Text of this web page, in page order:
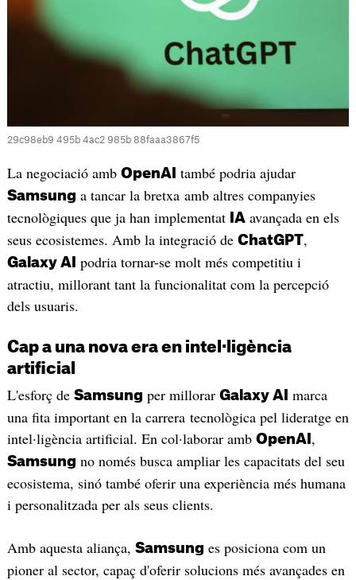
29c98eb9 495b 4ac2 985b 88faaa3867f5
La negociació amb OpenAI també podria ajudar
Samsung a tancar la bretxa amb altres companyies
tecnològiques que ja han implementat
IAavançada en els
seus ecosistemes. Amb la integració de ChatGPT,
Galaxy AI
podria tornar-se molt més competitiu i
atractiu, millorant tant la funcionalitat com la percepció
dels usuaris.
Cap a una nova era en intel·ligència
artificial
L'esforç de Samsung per millorar Galaxy AI
marca
una fita important en la carrera tecnològica pel lideratge en
intel·ligència artificial. En col·laborar amb OpenAI ,
Samsung no només busca ampliar les capacitats del seu
ecosistema, sinó també oferir una experiència més humana
i personalitzada per als seus clients.
Amb aquesta aliança, Samsung es posiciona com un
pioner al sector, capaç d'oferir solucions més avançades en